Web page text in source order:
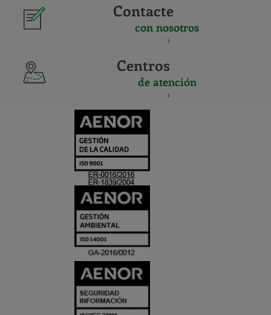
Contacte
con nosotros
Centros
de atención